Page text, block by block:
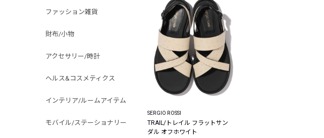
ファッション雑貨
財布/小物
アクセサリー/時計
ヘルス&コスメティクス
インテリア/ルームアイテム
モバイル/ステーショナリー
SERGIO ROSSI
TRAIL/トレイル フラットサン
ダル オフホワイト